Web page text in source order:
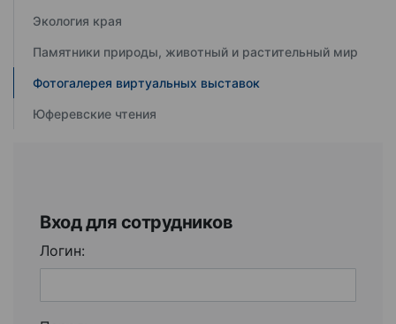
Экология края
Памятники природы, животный и растительный мир
Фотогалерея виртуальных выставок
Юферевские чтения
Вход для сотрудников
Логин: